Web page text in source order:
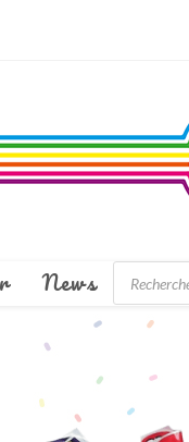
News
de
produits